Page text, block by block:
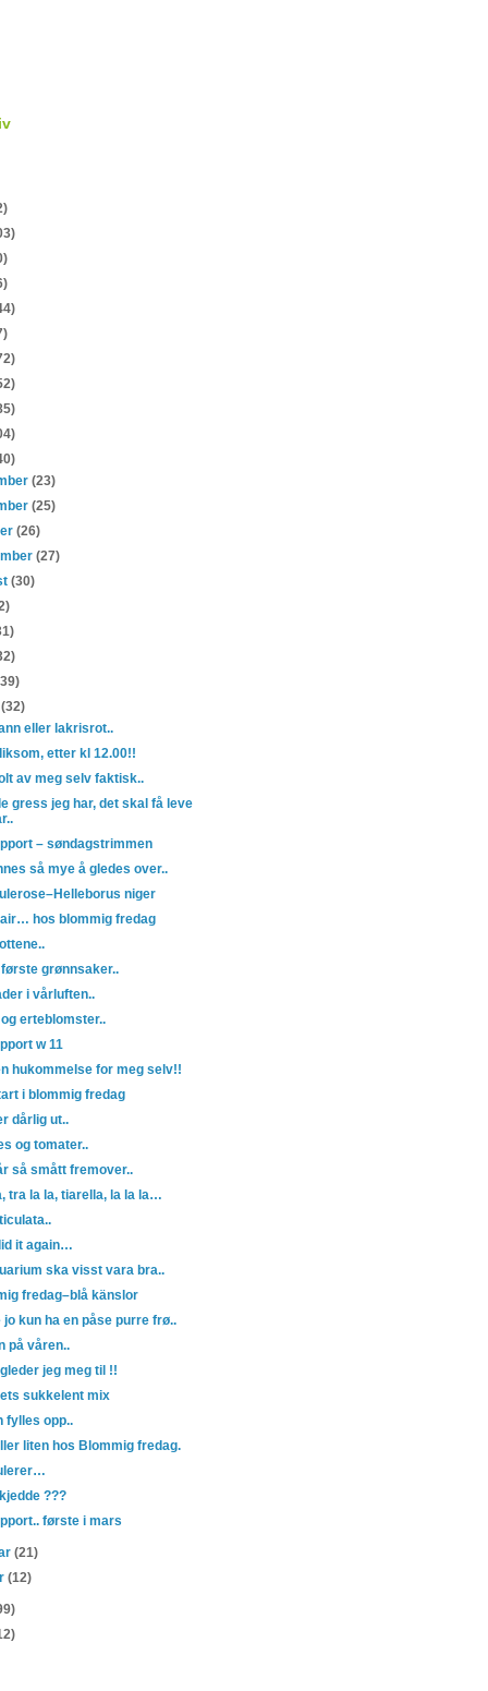
(23)
(25)
(26)
(27)
(30)
(32)
eller lakrisrot..
etter kl 12.00!!
av meg selv faktisk..
gress jeg har, det skal få leve
– søndagstrimmen
så mye å gledes over..
niger
hos blommig fredag
grønnsaker..
i vårluften..
erteblomster..
w 11
hukommelse for meg selv!!
i blommig fredag
dårlig ut..
og tomater..
så smått fremover..
tra la la, tiarella, la la la…
it again…
ska visst vara bra..
fredag–blå känslor
jo kun ha en påse purre frø..
på våren..
jeg meg til !!
sukkelent mix
fylles opp..
liten hos Blommig fredag.
???
første i mars
(21)
(12)